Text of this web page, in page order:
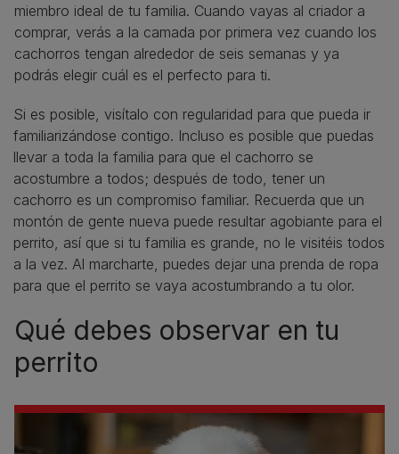
miembro ideal de tu familia. Cuando vayas al criador a
comprar, verás a la camada por primera vez cuando los
cachorros tengan alrededor de seis semanas y ya
podrás elegir cuál es el perfecto para ti.
Si es posible, visítalo con regularidad para que pueda ir
familiarizándose contigo. Incluso es posible que puedas
llevar a toda la familia para que el cachorro se
acostumbre a todos; después de todo, tener un
cachorro es un compromiso familiar. Recuerda que un
montón de gente nueva puede resultar agobiante para el
perrito, así que si tu familia es grande, no le visitéis todos
a la vez. Al marcharte, puedes dejar una prenda de ropa
para que el perrito se vaya acostumbrando a tu olor.
Qué debes observar en tu
perrito